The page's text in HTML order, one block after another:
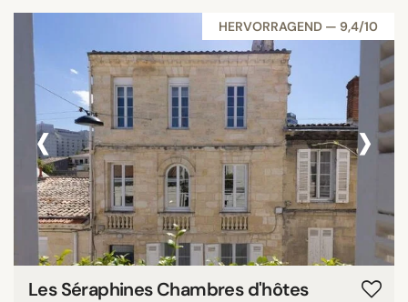
HERVORRAGEND — 9,4/10
‹ ›
Les Séraphines Chambres d'hôtes